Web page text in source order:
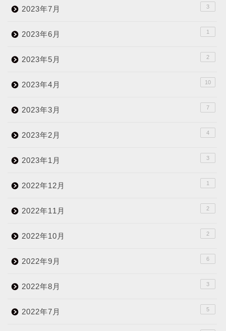
2023年7月 3
2023年6月 1
2023年5月 2
2023年4月 10
2023年3月 7
2023年2月 4
2023年1月 3
2022年12月 1
2022年11月 2
2022年10月 2
2022年9月 6
2022年8月 3
2022年7月 5